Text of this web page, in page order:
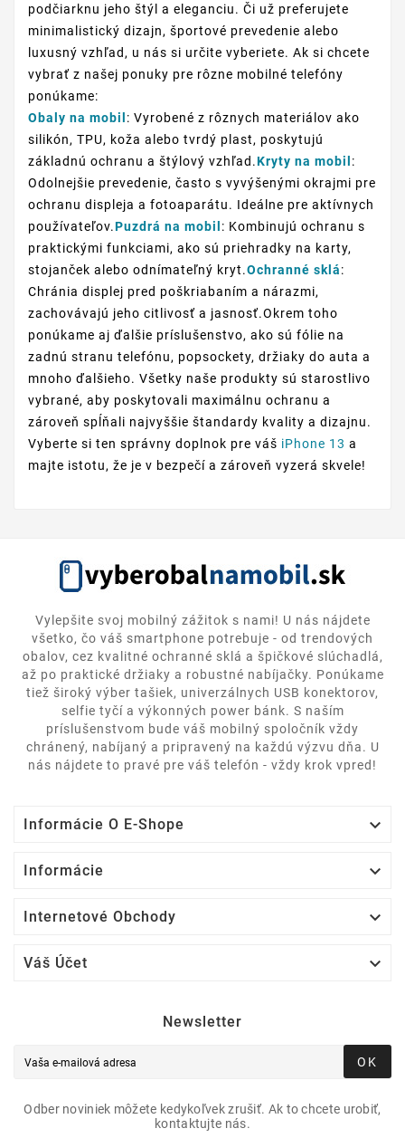
podčiarknu jeho štýl a eleganciu. Či už preferujete
minimalistický dizajn, športové prevedenie alebo
luxusný vzhľad, u nás si určite vyberiete. Ak si chcete
vybrať z našej ponuky pre rôzne mobilné telefóny
ponúkame:
Obaly na mobil : Vyrobené z rôznych materiálov ako
silikón, TPU, koža alebo tvrdý plast, poskytujú
základnú ochranu a štýlový vzhľad.Kryty na mobil :
Odolnejšie prevedenie, často s vyvýšenými okrajmi pre
ochranu displeja a fotoaparátu. Ideálne pre aktívnych
používateľov.Puzdrá na mobil : Kombinujú ochranu s
praktickými funkciami, ako sú priehradky na karty,
stojanček alebo odnímateľný kryt.Ochranné sklá:
Chránia displej pred poškriabaním a nárazmi,
zachovávajú jeho citlivosť a jasnosť.Okrem toho
ponúkame aj ďalšie príslušenstvo, ako sú fólie na
zadnú stranu telefónu, popsockety, držiaky do auta a
mnoho ďalšieho. Všetky naše produkty sú starostlivo
vybrané, aby poskytovali maximálnu ochranu a
zároveň spĺňali najvyššie štandardy kvality a dizajnu.
Vyberte si ten správny doplnok pre váš iPhone 13 a
majte istotu, že je v bezpečí a zároveň vyzerá skvele!
Vylepšite svoj mobilný zážitok s nami! U nás nájdete
všetko, čo váš smartphone potrebuje - od trendových
obalov, cez kvalitné ochranné sklá a špičkové slúchadlá,
až po praktické držiaky a robustné nabíjačky. Ponúkame
tiež široký výber tašiek, univerzálnych USB konektorov,
selfie tyčí a výkonných power bánk. S naším
príslušenstvom bude váš mobilný spoločník vždy
chránený, nabíjaný a pripravený na každú výzvu dňa. U
nás nájdete to pravé pre váš telefón - vždy krok vpred!
Informácie O E-Shope 
Informácie 
Internetové Obchody 
Váš Účet 
Newsletter
OK
Odber noviniek môžete kedykoľvek zrušiť. Ak to chcete urobiť,
kontaktujte nás.